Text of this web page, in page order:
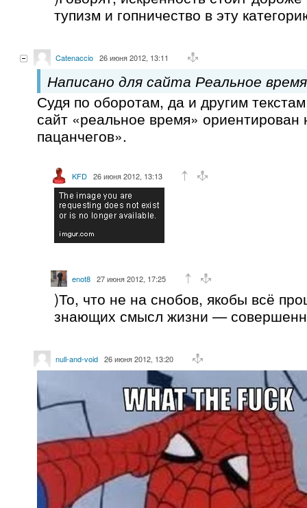
тупизм и гопничество в эту
Catenaccio 26 июня 2012, 13:11
Написано для сайта Реальное время
Судя по оборотам, да и другим
сайт «реальное время»
пацанчегов».
KFD 26 июня 2012, 13:13
enot8 27 июня 2012, 17:25
)То, что не на снобов, якобы всё
знающих смысл жизни —
null-and-void 26 июня 2012, 13:20